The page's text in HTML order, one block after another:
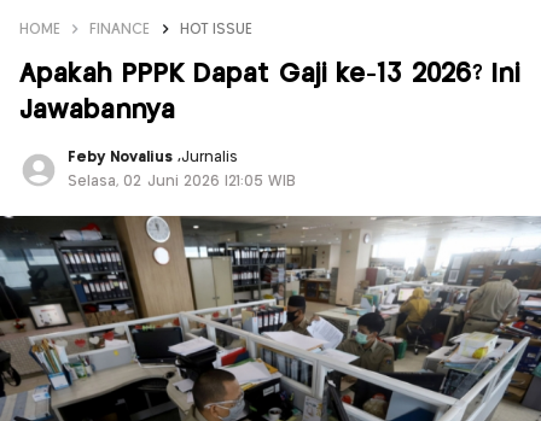
HOME FINANCE HOT ISSUE
Apakah PPPK Dapat Gaji ke-13 2026? Ini
Jawabannya
Feby Novalius ,Jurnalis
Selasa, 02 Juni 2026 |21:05 WIB